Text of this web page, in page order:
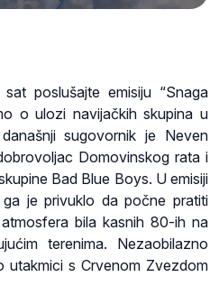
poslušajte emisiju “Snaga
o ulozi navijačkih skupina u
sugovornik je Neven
Domovinskog rata i
Bad Blue Boys. U emisiji
je privuklo da počne pratiti
bila kasnih 80-ih na
terenima. Nezaobilazno
utakmici s Crvenom Zvezdom